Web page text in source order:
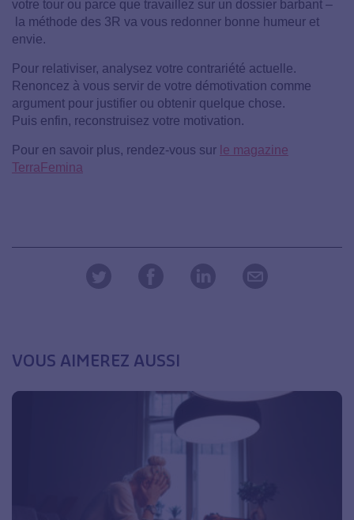
votre tour ou parce que travaillez sur un dossier barbant –
la méthode des 3R va vous redonner bonne humeur et
envie.
Pour relativiser, analysez votre contrariété actuelle.
Renoncez à vous servir de votre démotivation comme
argument pour justifier ou obtenir quelque chose.
Puis enfin, reconstruisez votre motivation.
Pour en savoir plus, rendez-vous sur le magazine
TerraFemina
VOUS AIMEREZ AUSSI